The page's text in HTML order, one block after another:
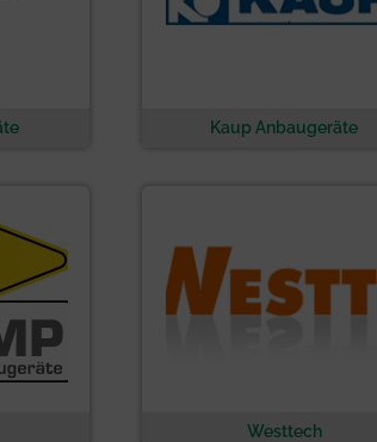
Kaup Anbaugeräte
Westtech